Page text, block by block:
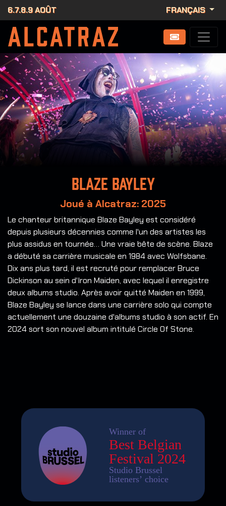
6.7.8.9 AOÛT FRANÇAIS
Blaze Bayley
Joué à Alcatraz: 2025
Le chanteur britannique Blaze Bayley est considéré
depuis plusieurs décennies comme l'un des artistes les
plus assidus en tournée… Une vraie bête de scène. Blaze
a débuté sa carrière musicale en 1984 avec Wolfsbane.
Dix ans plus tard, il est recruté pour remplacer Bruce
Dickinson au sein d'Iron Maiden, avec lequel il enregistre
deux albums studio. Après avoir quitté Maiden en 1999,
Blaze Bayley se lance dans une carrière solo qui compte
actuellement une douzaine d'albums studio à son actif. En
2024 sort son nouvel album intitulé Circle Of Stone.